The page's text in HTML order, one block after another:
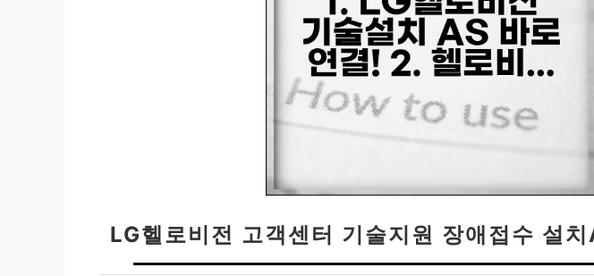
LG헬로비전 고객센터 기술지원 장애접수 설